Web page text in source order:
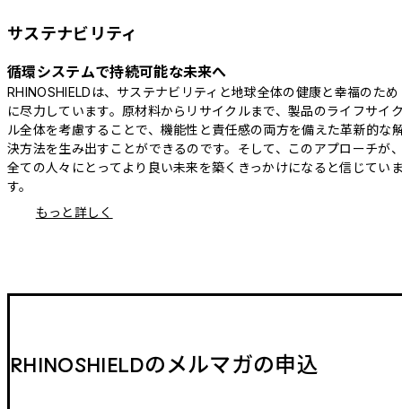
サステナビリティ
循環システムで持続可能な未来へ
RHINOSHIELDは、サステナビリティと地球全体の健康と幸福のため
に尽力しています。原材料からリサイクルまで、製品のライフサイ
ル全体を考慮することで、機能性と責任感の両方を備えた革新的な
決方法を生み出すことができるのです。そして、このアプローチが
全ての人々にとってより良い未来を築くきっかけになると信じてい
す。
もっと詳しく
RHINOSHIELDのメルマガの申込